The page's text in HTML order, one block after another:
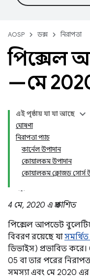
AOSP ডক্স নিরাপত্তা
পিক্সেল
—মে
এই পৃষ্ঠায় যা যা আছে
ঘোষণা
নিরাপত্তা প্যাচ
কার্নেল উপাদান
কোয়ালকম উপাদান
কোয়ালকম ক্লোজড সোর্স
4 মে, 2020 এ প্রকাশিত
পিক্সেল আপডেট
বিবরণ রয়েছে যা
ডিভাইস) প্রভাবিত
05 বা তার পরের
সমস্যা এবং মে 2020 এর